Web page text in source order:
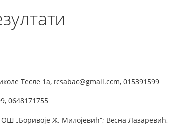
Тесле 1а, rcsabac@gmail.com, 015391599
0648171755
„Боривоје Ж. Милојевић“; Весна Лазаревић,